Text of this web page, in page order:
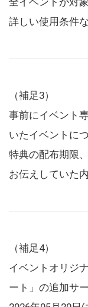
詳しい使用条件
（補足3）
事前にイベント
いたイベントに
特典の配布期限
お伝えしていた
（補足4）
イベントオリジ
ート」の追加サ